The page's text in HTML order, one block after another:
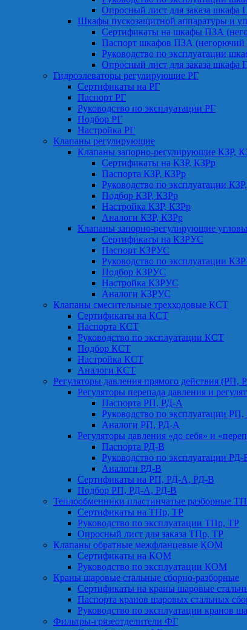
Опросный лист для заказа
Шкафы пускозащитной аппаратуры и
Сертификаты на шкафы ПЗА
Паспорт шкафов ПЗА (негорючий
Руководство по эксплуатации
Опросный лист для заказа шкафа
Гидроэлеваторы регулирующие РГ
Сертификаты на РГ
Паспорт РГ
Руководство по эксплуатации РГ
Подбор РГ
Настройка РГ
Клапаны регулирующие
Клапаны запорно-регулирующие КЗР,
Сертификаты на КЗР, КЗРр
Паспорта КЗР, КЗРр
Руководство по эксплуатации
Подбор КЗР, КЗРр
Настройка КЗР, КЗРр
Аналоги КЗР, КЗРр
Клапаны запорно-регулирующие
Сертификаты на КЗРУС
Паспорт КЗРУС
Руководство по эксплуатации
Подбор КЗРУС
Настройка КЗРУС
Аналоги КЗРУС
Клапаны смесительные трехходовые КСТ
Сертификаты на КСТ
Паспорта КСТ
Руководство по эксплуатации КСТ
Подбор КСТ
Настройка КСТ
Аналоги КСТ
Регуляторы давления прямого действия
Регуляторы перепада давления и
Паспорта РП, РД-А
Руководство по эксплуатации
Аналоги РП, РД-А
Регуляторы давления «до себя» и
Паспорта РД-В
Руководство по эксплуатации РД-
Аналоги РД-В
Сертификаты на РП, РД-А, РД-В
Подбор РП, РД-А, РД-В
Теплообменники пластинчатые разборные
Сертификаты на ТПр, ТР
Руководство по эксплуатации ТПр, ТР
Опросный лист для заказа ТПр, ТР
Клапаны обратные межфланцевые КОМ
Сертификаты на КОМ
Руководство по эксплуатации КОМ
Краны шаровые стальные сборно-разборные
Сертификаты на краны шаровые
Паспорта кранов шаровых стальных
Руководство по эксплуатации кранов
Фильтры-грязеотделители ФГ